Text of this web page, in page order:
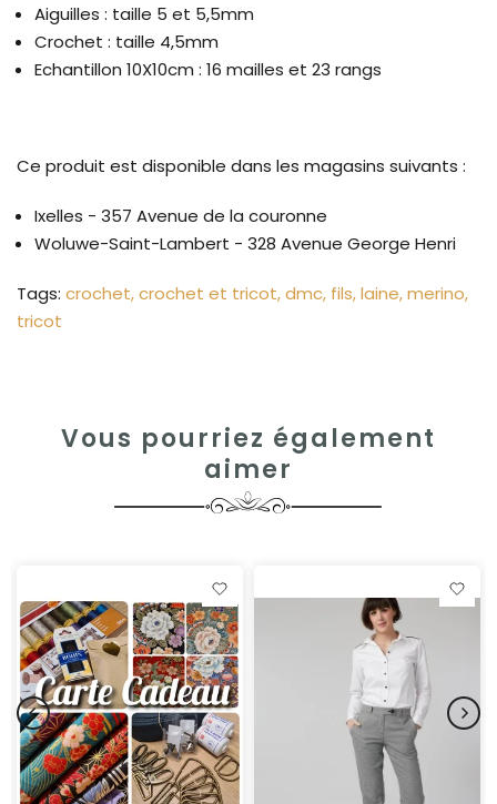
Aiguilles : taille 5 et 5,5mm
Crochet : taille 4,5mm
Echantillon 10X10cm : 16 mailles et 23 rangs
Ce produit est disponible dans les magasins suivants :
Ixelles - 357 Avenue de la couronne
Woluwe-Saint-Lambert - 328 Avenue George Henri
Tags: crochet crochet et tricot dmc fils laine merino
tricot
Vous pourriez également
aimer